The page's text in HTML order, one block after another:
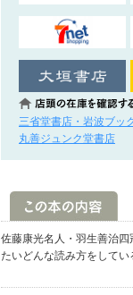
三省堂書店・岩波ブッ
丸善ジュンク堂書店
佐藤康光名人・羽生善治
たいどんな読み方をして